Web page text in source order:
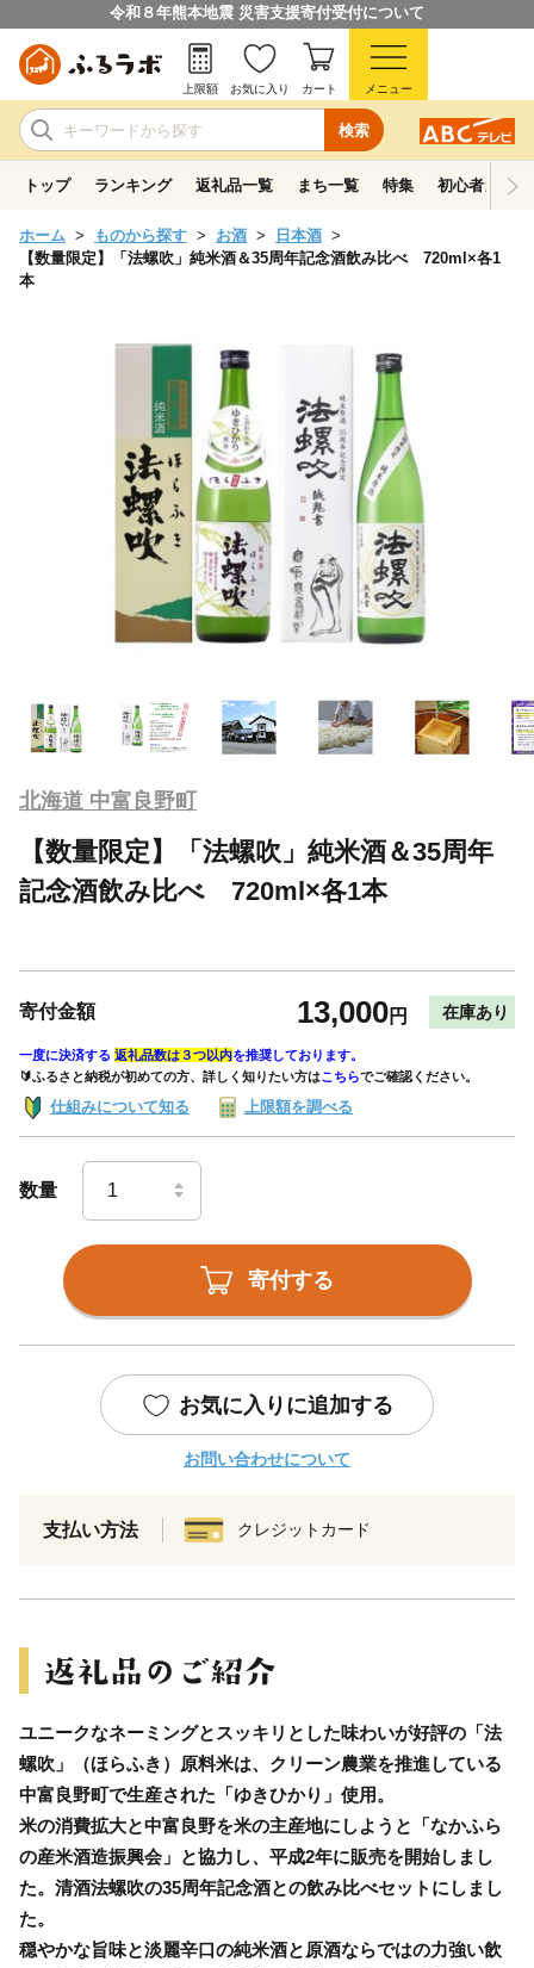
令和８年熊本地震 災害支援寄付受付について
検索
上限額 お気に入り カート メニュー
トップ ランキング 返礼品一覧 まち一覧 特集 初心者ガイド
ホーム ものから探す お酒
日本酒
【数量限定】「法螺吹」純米酒＆35周年記念酒飲み比べ 720ml×各1
本
北海道 中富良野町
【数量限定】「法螺吹」純米酒＆35周年
記念酒飲み比べ 720ml×各1本
寄付金額 13,000円 在庫あり
一度に決済する 返礼品数は３つ以内を推奨しております。
🔰ふるさと納税が初めての方、詳しく知りたい方はこちらでご確認ください。
仕組みについて知る 上限額を調べる
数量
寄付する
お気に入りに追加する
お問い合わせについて
支払い方法 クレジットカード
ユニークなネーミングとスッキリとした味わいが好評の「法
螺吹」（ほらふき）原料米は、クリーン農業を推進している
中富良野町で生産された「ゆきひかり」使用。
米の消費拡大と中富良野を米の主産地にしようと「なかふら
の産米酒造振興会」と協力し、平成2年に販売を開始しまし
た。清酒法螺吹の35周年記念酒との飲み比べセットにしまし
た。
穏やかな旨味と淡麗辛口の純米酒と原酒ならではの力強い飲